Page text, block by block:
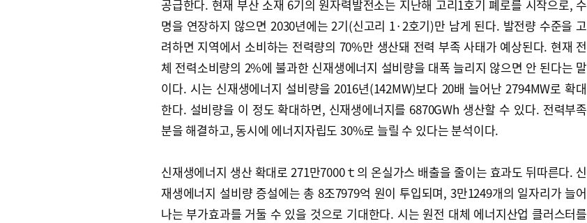
공급한다. 현재 부산 소재 6기의 원자력발전소는 지난해 고리1호기 폐로를 시작으로, 수
명을 연장하지 않으면 2030년에는 2기(신고리 1·2호기)만 남게 된다. 발전량 수준을 고
려하면 지역에서 소비하는 전력량의 70%만 생산돼 전력 부족 사태가 예상된다. 현재 전
체 전력소비량의 2%에 불과한 신재생에너지 설비량을 대폭 늘리지 않으면 안 된다는 말
이다. 시는 신재생에너지 설비량을 2016년(142MW)보다 20배 늘어난 2794MW로 확대
한다. 설비량을 이 정도 확대하면, 신재생에너지를 6870GWh 생산할 수 있다. 전력부족
분을 해결하고, 동시에 에너지자립도 30%로 늘릴 수 있다는 분석이다.
신재생에너지 생산 확대로 271만7000ｔ의 온실가스 배출을 줄이는 효과도 뒤따른다. 신
재생에너지 설비량 증설에는 총 8조7979억 원이 투입되며, 3만1249개의 일자리가 늘어
나는 부가효과를 거둘 수 있을 것으로 기대한다. 시는 원전 대체 에너지산업 클러스터를